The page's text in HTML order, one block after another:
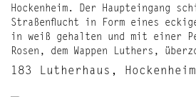
183 Lutherhaus, Hockenheim